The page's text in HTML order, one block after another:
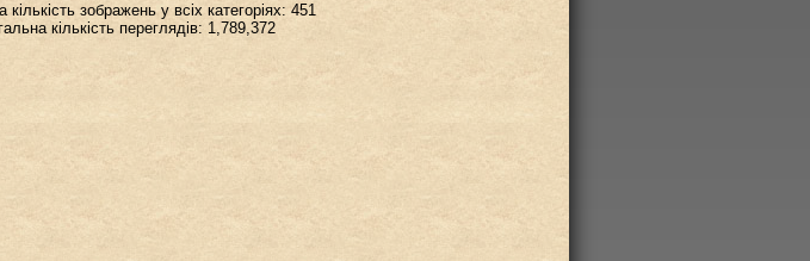
кількість зображень у всіх категоріях: 451
кількість переглядів: 1,789,372